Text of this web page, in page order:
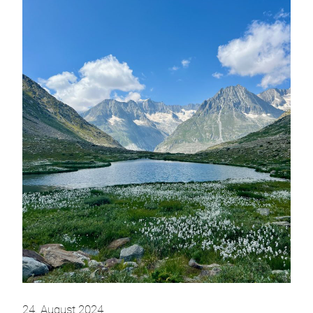
24. August 2024